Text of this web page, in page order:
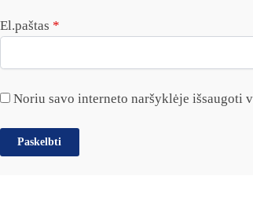
El.paštas *
Noriu savo interneto naršyklėje išsaugoti